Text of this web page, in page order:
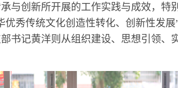
与创新所开展的工作实践与成效，特
秀传统文化创造性转化、创新性发
书记黄洋则从组织建设、思想引领、